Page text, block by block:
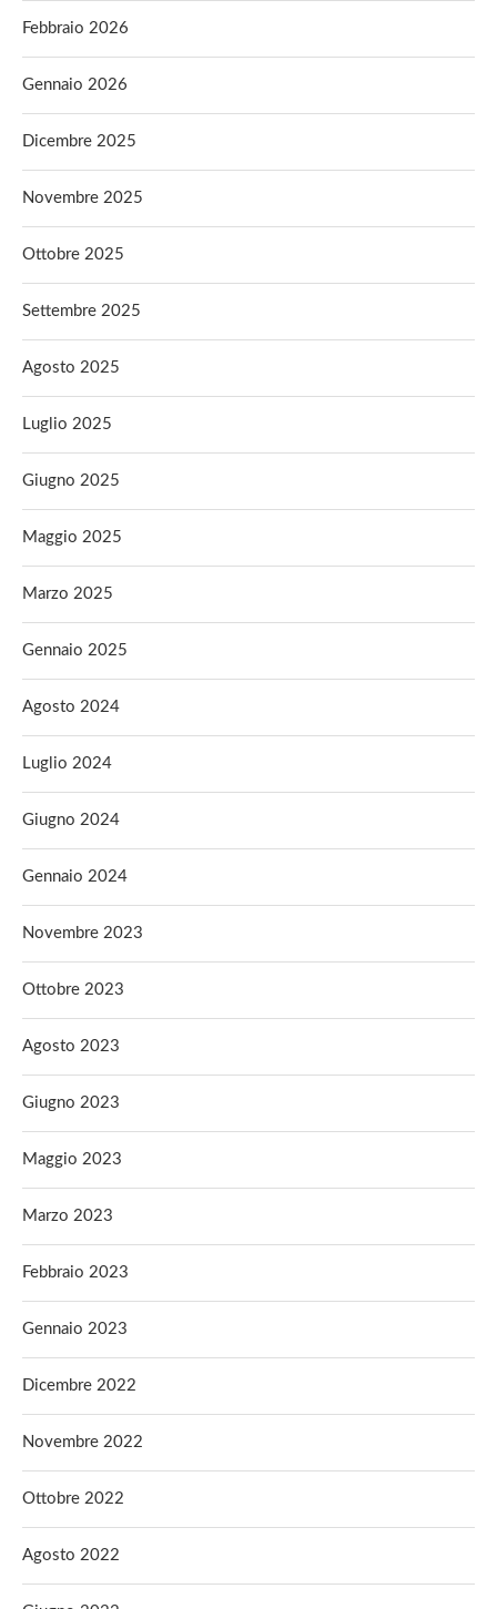
Febbraio 2026
Gennaio 2026
Dicembre 2025
Novembre 2025
Ottobre 2025
Settembre 2025
Agosto 2025
Luglio 2025
Giugno 2025
Maggio 2025
Marzo 2025
Gennaio 2025
Agosto 2024
Luglio 2024
Giugno 2024
Gennaio 2024
Novembre 2023
Ottobre 2023
Agosto 2023
Giugno 2023
Maggio 2023
Marzo 2023
Febbraio 2023
Gennaio 2023
Dicembre 2022
Novembre 2022
Ottobre 2022
Agosto 2022